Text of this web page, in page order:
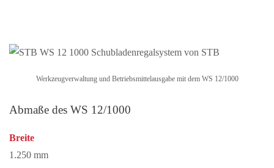
Werkzeugverwaltung und Betriebsmittelausgabe mit dem WS 12/1000
Abmaße des WS 12/1000
Breite
1.250 mm